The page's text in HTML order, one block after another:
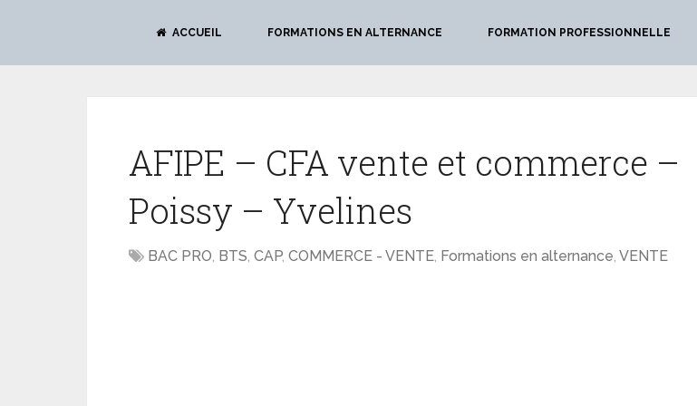
ACCUEIL FORMATIONS EN ALTERNANCE FORMATION PROFESSIONNELLE
AFIPE – CFA vente et commerce –
Poissy – Yvelines
BAC PRO, BTS, CAP, COMMERCE - VENTE, Formations en alternance, VENTE